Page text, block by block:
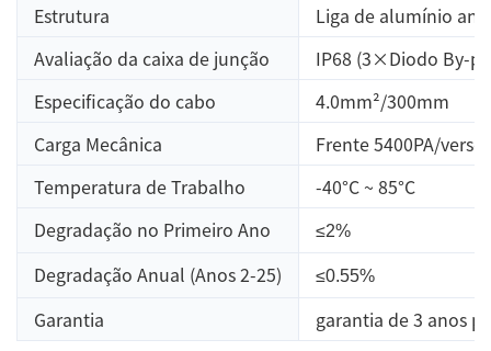
Estrutura
Liga de alumínio
Avaliação da caixa de junção
IP68 (3×Diodo By-
Especificação do cabo
4.0mm²/300mm
Carga Mecânica
Frente 5400PA/verso
Temperatura de Trabalho
-40°C ~ 85°C
Degradação no Primeiro Ano
≤2%
Degradação Anual (Anos 2-25) ≤0.55%
Garantia garantia de 3 anos